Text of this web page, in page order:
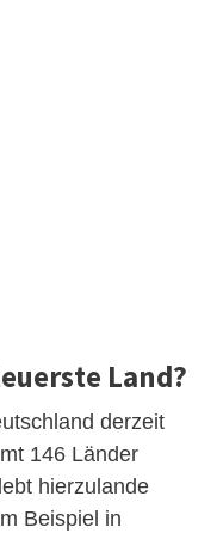
Land?
derzeit
146 Länder
hierzulande
Beispiel in